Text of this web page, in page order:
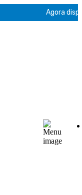
Agora